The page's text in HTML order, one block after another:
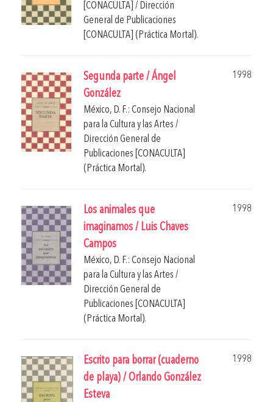
[CONACULTA] / Dirección
General de Publicaciones
[CONACULTA] (Práctica Mortal).
Segunda parte / Ángel
González
1998
México, D. F.: Consejo Nacional
para la Cultura y las Artes /
Dirección General de
Publicaciones [CONACULTA]
(Práctica Mortal).
Los animales que
imaginamos / Luis Chaves
Campos
1998
México, D. F.: Consejo Nacional
para la Cultura y las Artes /
Dirección General de
Publicaciones [CONACULTA]
(Práctica Mortal).
Escrito para borrar (cuaderno
de playa) / Orlando González
Esteva
1998